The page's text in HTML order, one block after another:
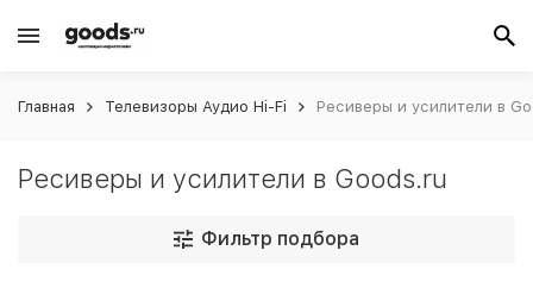
Главная Телевизоры Аудио Hi-Fi Ресиверы и усилители в
Ресиверы и усилители в Goods.ru
Фильтр подбора